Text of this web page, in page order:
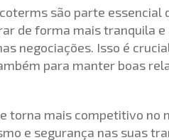
são parte essencial
de forma mais tranquila
negociações. Isso é
para manter boas
torna mais competitivo no
e segurança nas suas